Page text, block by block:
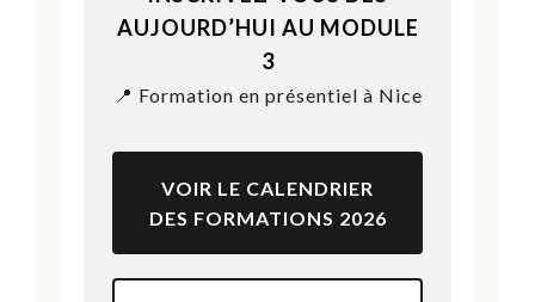
AUJOURD’HUI AU MODULE
3
📍 Formation en présentiel à Nice
VOIR LE CALENDRIER
DES FORMATIONS 2026